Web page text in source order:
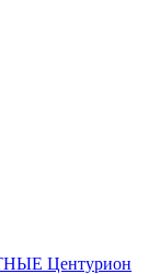
Центурион